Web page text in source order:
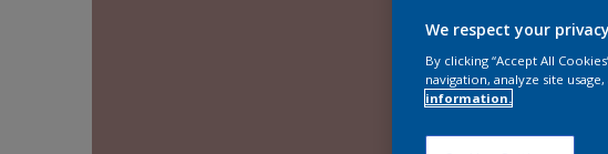
We respect your
By clicking “Accept All
navigation, analyze site
information.